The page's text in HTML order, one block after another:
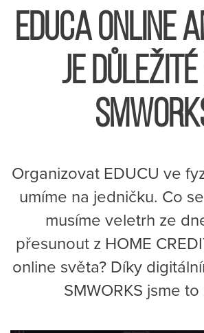
EDUCA ONLINE
JE
Organizovat EDUCU ve
umíme na jedničku. Co
musíme veletrh ze
přesunout z HOME
online světa? Díky
SMWORKS jsme to